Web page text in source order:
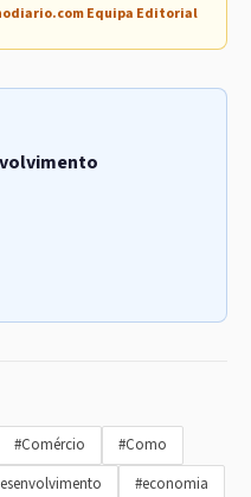
Equipa Editorial
#Comércio
#Como
#economia